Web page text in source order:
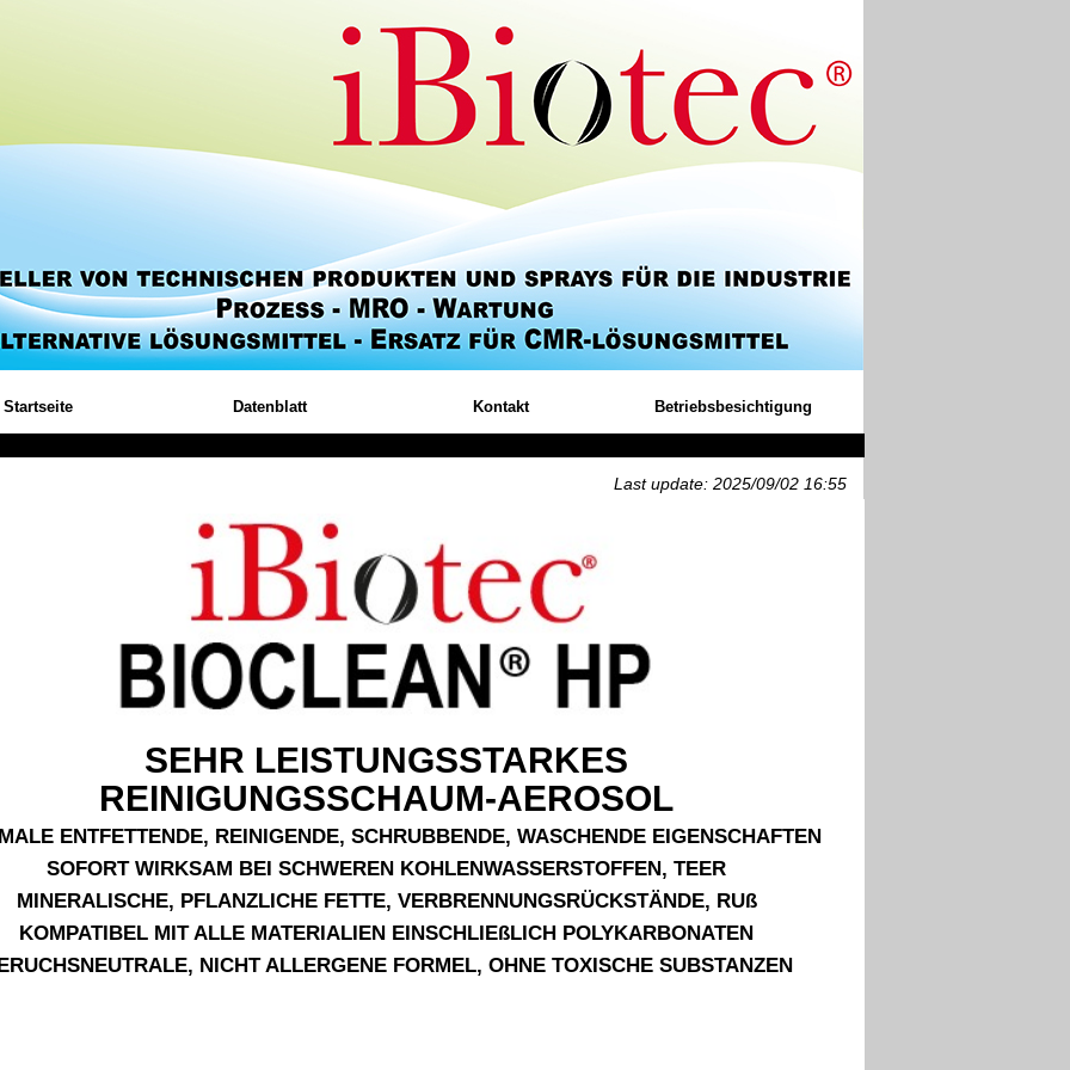
Startseite Datenblatt Kontakt Betriebsbesichtigung
Last update: 2025/09/02 16:55
SEHR LEISTUNGSSTARKES
REINIGUNGSSCHAUM-AEROSOL
ENTFETTENDE, REINIGENDE, SCHRUBBENDE, WASCHENDE EIGENSCHAFTEN
SOFORT WIRKSAM BEI SCHWEREN KOHLENWASSERSTOFFEN, TEER
MINERALISCHE, PFLANZLICHE FETTE, VERBRENNUNGSRÜCKSTÄNDE, RUß
KOMPATIBEL MIT ALLE MATERIALIEN EINSCHLIEßLICH POLYKARBONATEN
NICHT ALLERGENE FORMEL, OHNE TOXISCHE SUBSTANZEN